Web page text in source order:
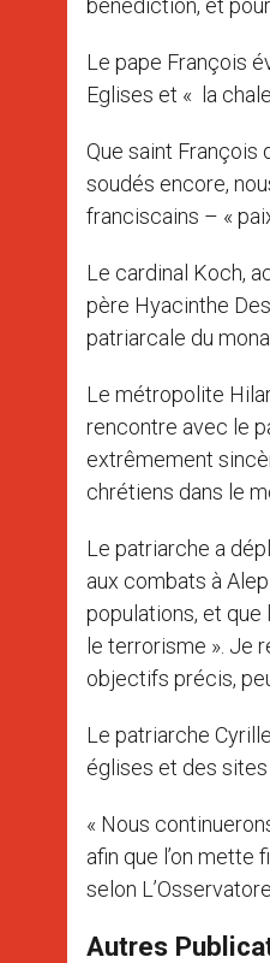
bénédiction, et
Le pape François
Eglises et « la
Que saint François
soudés encore,
franciscains – «
Le cardinal Koch,
père Hyacinthe
patriarcale du
Le métropolite
rencontre avec le
extrêmement
chrétiens dans le
Le patriarche a
aux combats à
populations, et
le terrorisme ». Je
objectifs précis,
Le patriarche
églises et des
« Nous
afin que l’on mette
selon
Autres